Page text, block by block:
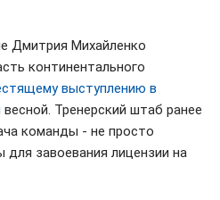
Дмитрия Михайленко
континентального
выступлению в
весной. Тренерский штаб ранее
команды - не просто
для завоевания лицензии на